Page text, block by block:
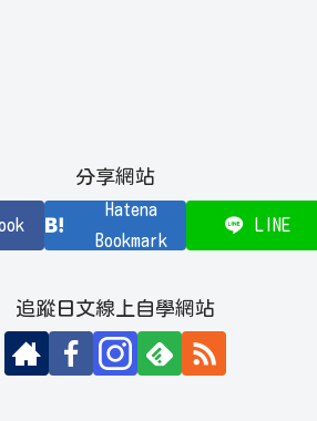
分享網站
Hatena
Bookmark
LINE
追蹤日文線上自學網站